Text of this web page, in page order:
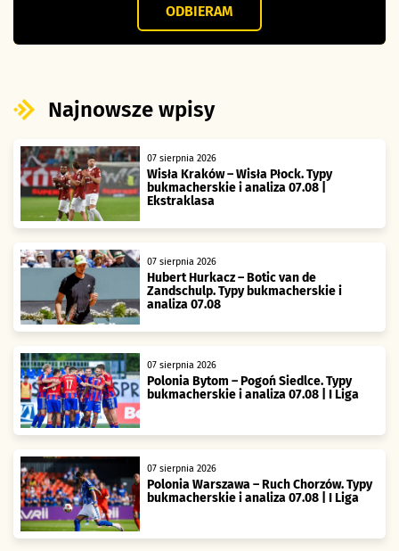
ODBIERAM
Najnowsze wpisy
07 sierpnia 2026
Wisła Kraków – Wisła Płock. Typy
bukmacherskie i analiza 07.08 |
Ekstraklasa
07 sierpnia 2026
Hubert Hurkacz – Botic van de
Zandschulp. Typy bukmacherskie i
analiza 07.08
07 sierpnia 2026
Polonia Bytom – Pogoń Siedlce. Typy
bukmacherskie i analiza 07.08 | I Liga
07 sierpnia 2026
Polonia Warszawa – Ruch Chorzów. Typy
bukmacherskie i analiza 07.08 | I Liga